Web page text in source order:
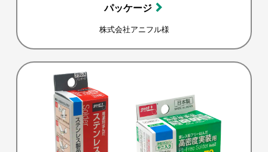
パッケージ
株式会社アニフル様